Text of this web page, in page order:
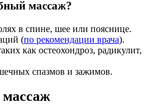
массаж?
в спине, шее или пояснице.
(по рекомендации врача).
как остеохондроз, радикулит,
спазмов и зажимов.